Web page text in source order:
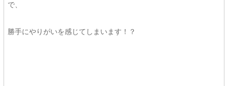
で、
勝手にやりがいを感じてしまいます！？